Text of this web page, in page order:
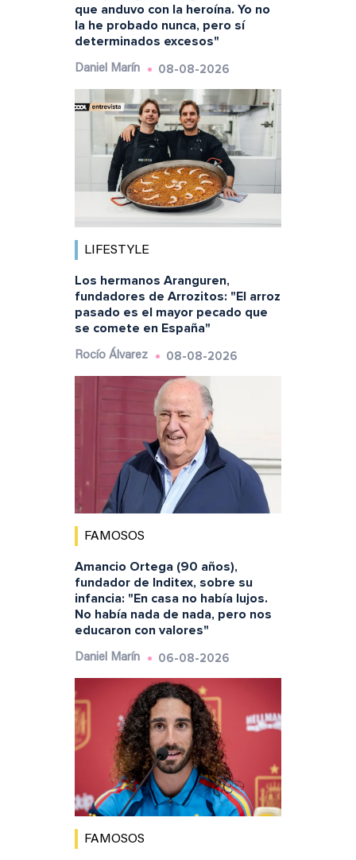
que anduvo con la heroína. Yo no
la he probado nunca, pero sí
determinados excesos"
Daniel Marín 08-08-2026
LIFESTYLE
Los hermanos Aranguren,
fundadores de Arrozitos: "El arroz
pasado es el mayor pecado que
se comete en España"
Rocío Álvarez 08-08-2026
FAMOSOS
Amancio Ortega (90 años),
fundador de Inditex, sobre su
infancia: "En casa no había lujos.
No había nada de nada, pero nos
educaron con valores"
Daniel Marín 06-08-2026
FAMOSOS